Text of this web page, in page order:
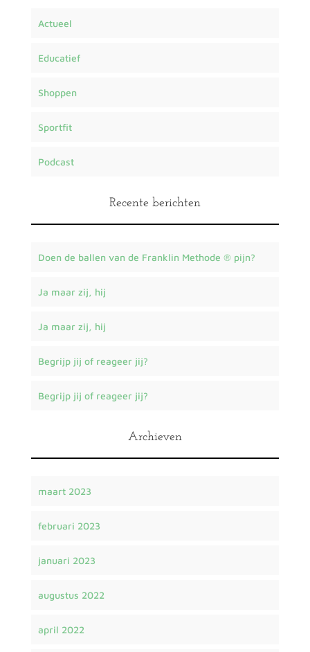
Actueel
Educatief
Shoppen
Sportfit
Podcast
Recente berichten
Doen de ballen van de Franklin Methode ® pijn?
Ja maar zij, hij
Ja maar zij, hij
Begrijp jij of reageer jij?
Begrijp jij of reageer jij?
Archieven
maart 2023
februari 2023
januari 2023
augustus 2022
april 2022